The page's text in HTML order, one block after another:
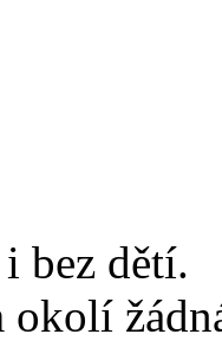
bez dětí.